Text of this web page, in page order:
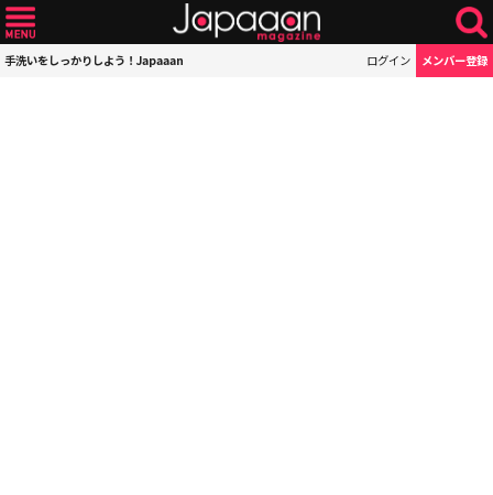
手洗いをしっかりしよう！Japaaan ログイン メンバー登録